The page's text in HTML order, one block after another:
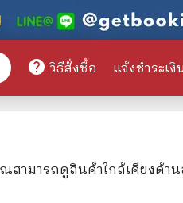
สามารถดูสินค้าใกล้เคียงด้า
help วิธีสั่งซื้อ แจ้งชำระเงิ
ค้า
นิตยสาร